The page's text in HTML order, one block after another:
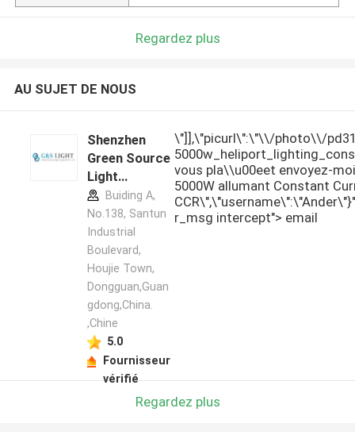
Regardez plus
AU SUJET DE NOUS
Shenzhen
Green Source
Light
Equipment
Co., Ltd.
profil du
fabricant
Buiding A,
No.138, Santun
Industrial
Boulevard,
Houjie Town,
Dongguan,Guan
gdong,China.
,Chine
5.0
Fournisseur
vérifié
\"]],\"picurl\":\"\\/photo\\/
vous pla\\u00eet envoyez-
5000W allumant Constant
r_msg intercept"> email
Regardez plus